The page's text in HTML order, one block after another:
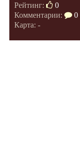
Рейтинг:
0
Комментарии:
0
Карта: -